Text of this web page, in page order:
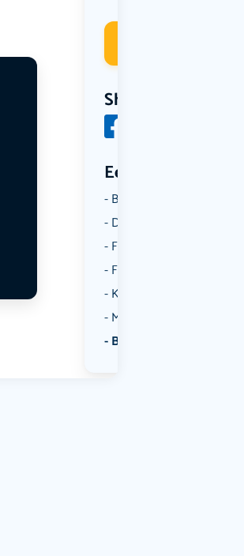
Share
Een aantal
Borrelen
Dansen
Fietsen
Film
Kunst & Cultuur
Muziek
Bekijk alle categorieën